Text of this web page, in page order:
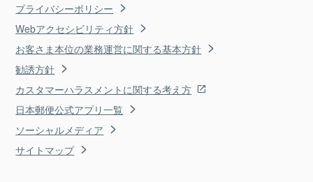
プライバシーポリシー
Webアクセシビリティ方針
お客さま本位の業務運営に関する基本方針
勧誘方針
カスタマーハラスメントに関する考え方
日本郵便公式アプリ一覧
ソーシャルメディア
サイトマップ